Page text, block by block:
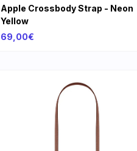
Apple Crossbody Strap - Neon
Yellow
69,00€